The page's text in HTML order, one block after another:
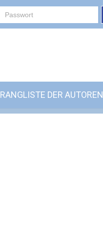
RANGLISTE DER AUTOREN